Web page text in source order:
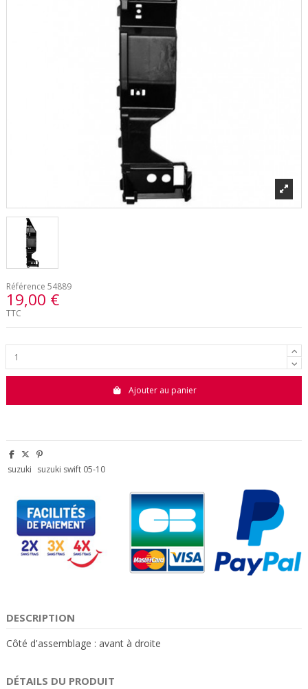
Référence 54889
19,00 €
TTC
Ajouter au panier
suzuki suzuki swift 05-10
DESCRIPTION
Côté d'assemblage : avant à droite
DÉTAILS DU PRODUIT